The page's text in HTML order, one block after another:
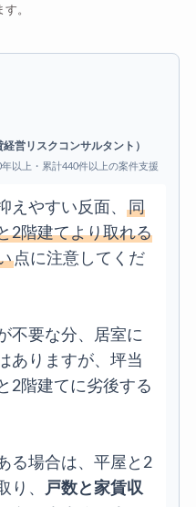
。
営リスクコンサルタント）
以上・累計440件以上の案件支援
えやすい反面、
同
2階建てより取れる
点に注意してくだ
不要な分、居室に
ありますが、坪当
2階建てに劣後する
る場合は、平屋と2
り、
戸数と家賃収